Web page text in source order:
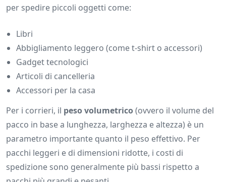
per spedire piccoli oggetti come:
Libri
Abbigliamento leggero (come t-shirt o accessori)
Gadget tecnologici
Articoli di cancelleria
Accessori per la casa
Per i corrieri, il peso volumetrico(ovvero il volume del
pacco in base a lunghezza, larghezza e altezza) è un
parametro importante quanto il peso effettivo. Per
pacchi leggeri e di dimensioni ridotte, i costi di
spedizione sono generalmente più bassi rispetto a